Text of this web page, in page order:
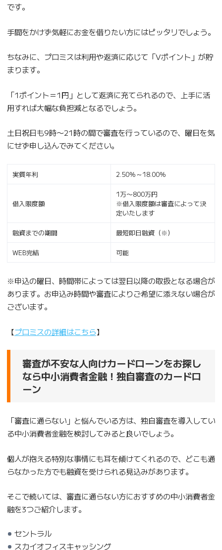
です。
手間をかけず気軽にお金を借りたい方にはピッタリでしょう。
ちなみに、プロミスは利用や返済に応じて「Vポイント」が貯
まります。
「1ポイント＝1円」として返済に充てられるので、上手に活
用すれば大幅な負担減となるでしょう。
土日祝日も9時〜21時の間で審査を行っているので、曜日を気
にせず申し込んでみてください。
実質年利 2.50％～18.00％
借入限度額
1万〜800万円
※借入限度額は審査によって決
定いたします
融資までの期間 最短即日融資（※）
WEB完結 可能
※申込の曜日、時間帯によっては翌日以降の取扱となる場合が
あります。お申込み時間や審査によりご希望に添えない場合が
ございます。
【プロミスの詳細はこちら】
審査が不安な人向けカードローンをお探し
なら中小消費者金融！独自審査のカードロ
ーン
「審査に通らない」と悩んでいる方は、独自審査を導入してい
る中小消費者金融を検討してみると良いでしょう。
個人が抱える特別な事情にも耳を傾けてくれるので、どこも通
らなかった方でも融資を受けられる見込みがあります。
そこで続いては、審査に通らない方におすすめの中小消費者金
融を3つご紹介します。
セントラル
スカイオフィスキャッシング